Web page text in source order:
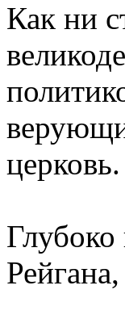
Как ни
церковь.